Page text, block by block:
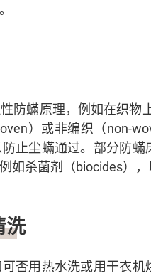
防蟎原理，例如在织物
）或非编织（non-
止尘蟎通过。部分防蟎
如杀菌剂（biocides），
洗
否用热水洗或用干衣